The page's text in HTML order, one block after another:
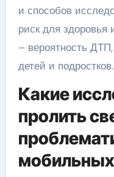
и способов
риск для
– вероятность
детей и подростков.
Какие
пролить